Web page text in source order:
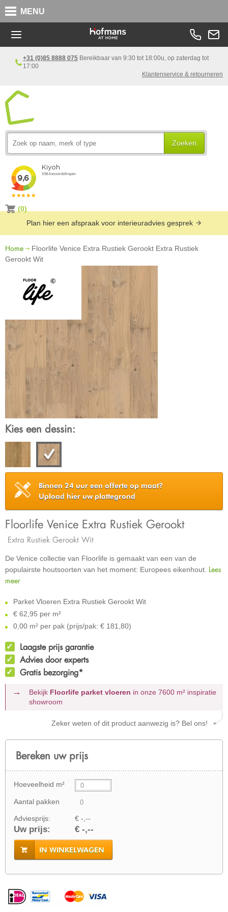
MENU
+31 (0)85 8888 075 Bereikbaar van 9:30 tot 18:00u, op zaterdag tot
17:00
Klantenservice & retourneren
Zoeken
(0)
Plan hier een afspraak voor interieuradvies gesprek
Home
Floorlife Venice Extra Rustiek Gerookt Extra Rustiek
Gerookt Wit
Kies een dessin:
Binnen 24 uur een offerte op maat?
Upload hier uw plattegrond
Floorlife Venice Extra Rustiek Gerookt
Extra Rustiek Gerookt Wit
De Venice collectie van Floorlife is gemaakt van een van de
populairste houtsoorten van het moment: Europees eikenhout. Lees
meer
Parket Vloeren Extra Rustiek Gerookt Wit
€ 62,95 per m²
0,00 m² per pak (prijs/pak: € 181,80)
Laagste prijs garantie
Advies door experts
Gratis bezorging*
Bekijk Floorlife parket vloeren in onze 7600 m² inspiratie
showroom
Zeker weten of dit product aanwezig is? Bel ons!
Bereken uw prijs
Hoeveelheid m²
Aantal pakken
Adviesprijs: € -,--
Uw prijs: € -,--
IN WINKELWAGEN